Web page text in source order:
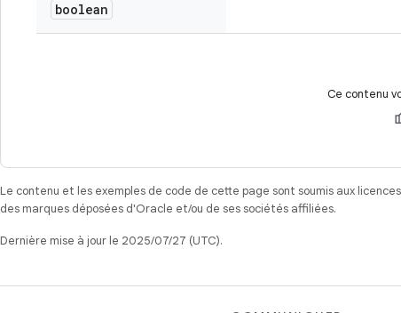
boolean
Ce contenu
Le contenu et les exemples de code de cette page sont soumis aux
des marques déposées d'Oracle et/ou de ses sociétés affiliées.
Dernière mise à jour le 2025/07/27 (UTC).